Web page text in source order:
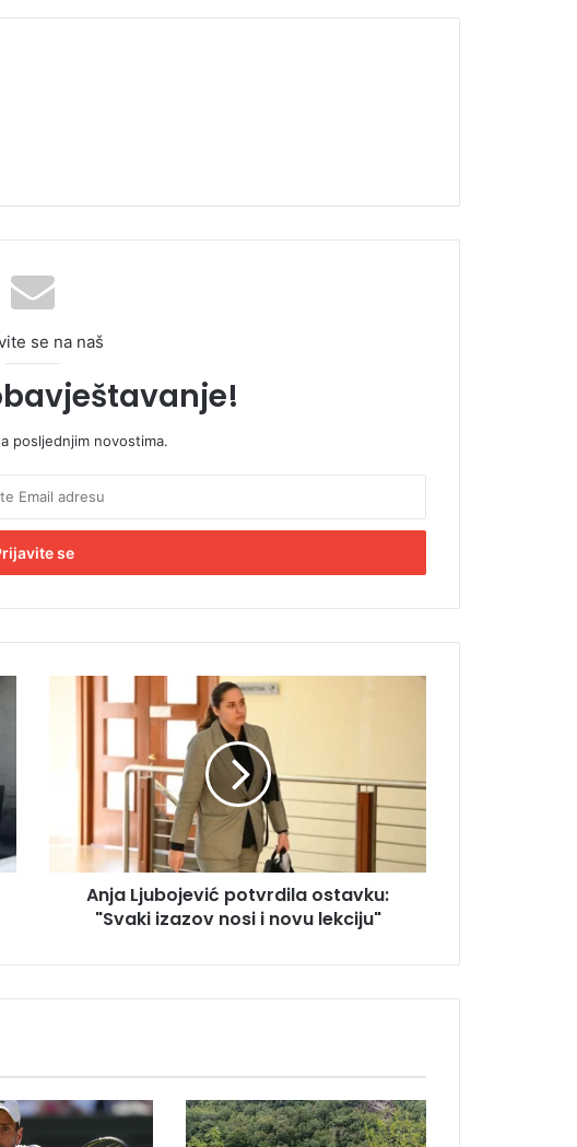
se na naš
posljednjim novostima.
o
i
v
r
d
Anja Ljubojević potvrdila ostavku:
"Svaki izazov nosi i novu lekciju"